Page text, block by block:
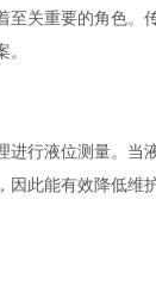
重要的角色。
进行液位测量。当
此能有效降低维